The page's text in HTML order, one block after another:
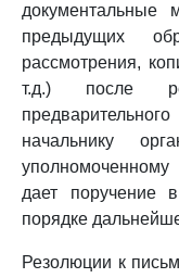
документальные
предыдущих
рассмотрения,
т.д.) после
начальнику
дает поручение
порядке
Резолюции к